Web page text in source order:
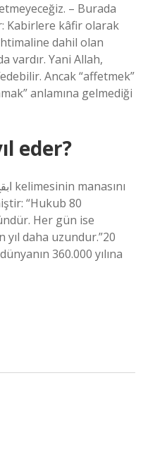
– Burada
Kabirlere kâfir olarak
dahil olan
vardır. Yani Allah,
Ancak “affetmek”
anlamına gelmediği
eder?
“Hukub 80
Her gün ise
yıl daha uzundur.”20
360.000 yılına